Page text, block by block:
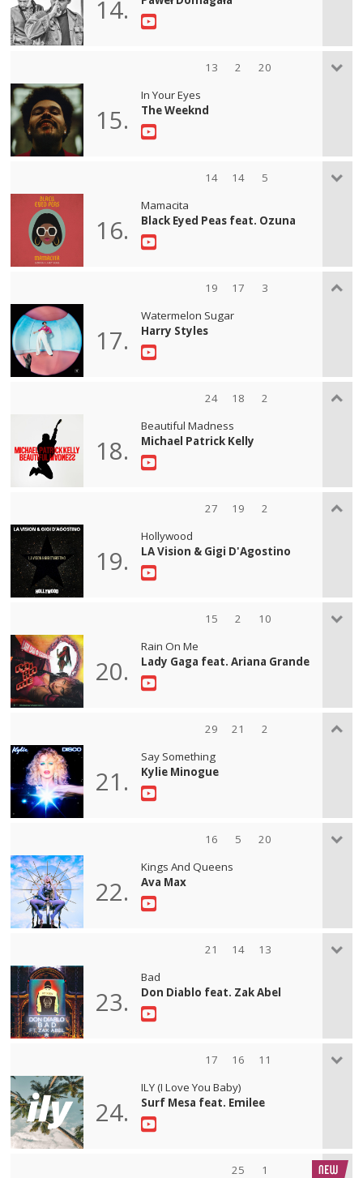
14.
13 2 20
15.
In Your Eyes
The Weeknd
14 14 5
16.
Mamacita
Black Eyed Peas feat. Ozuna
19 17 3
17.
Watermelon Sugar
Harry Styles
24 18 2
18.
Beautiful Madness
Michael Patrick Kelly
27 19 2
19.
Hollywood
LA Vision & Gigi D'Agostino
15 2 10
20.
Rain On Me
Lady Gaga feat. Ariana Grande
29 21 2
21.
Say Something
Kylie Minogue
16 5 20
22.
Kings And Queens
Ava Max
21 14 13
23.
Bad
Don Diablo feat. Zak Abel
17 16 11
24.
ILY (I Love You Baby)
Surf Mesa feat. Emilee
25 1